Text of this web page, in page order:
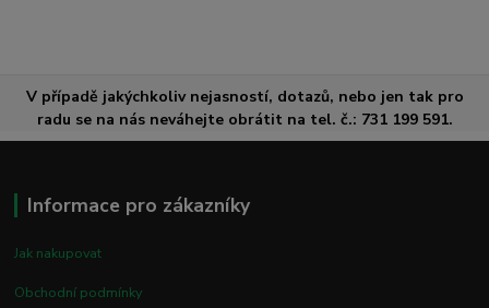
V případě jakýchkoliv nejasností, dotazů, nebo jen tak pro
radu se na nás neváhejte obrátit na tel. č.: 731 199 591.
Informace pro zákazníky
Jak nakupovat
Obchodní podmínky